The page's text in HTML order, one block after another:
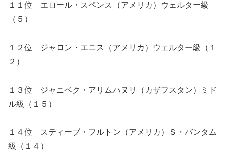
１１位 エロール・スペンス（アメリカ）ウェルター級
（５）
１２位 ジャロン・エニス（アメリカ）ウェルター級（１
２）
１３位 ジャニベク・アリムハヌリ（カザフスタン）ミド
ル級（１５）
１４位 スティーブ・フルトン（アメリカ）Ｓ・バンタム
級（１４）